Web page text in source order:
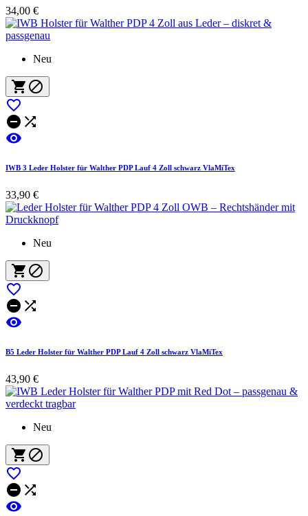
34,00 €
Neu
 

 

IWB 3 Leder Holster für Walther PDP Lauf 4 Zoll schwarz VlaMiTex
33,90 €
Neu
 

 

B5 Leder Holster für Walther PDP Lauf 4 Zoll schwarz VlaMiTex
43,90 €
Neu
 

 
